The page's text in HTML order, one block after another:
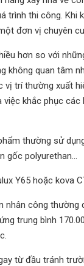
trình thi công. Khi
đơn vị chuyên
hơn so với
không quan tâm
trí thường xuất
khắc phục
thường sử
gốc polyurethan…
Y65 hoặc kova
nhân công thường
trung bình
từ đầu tránh